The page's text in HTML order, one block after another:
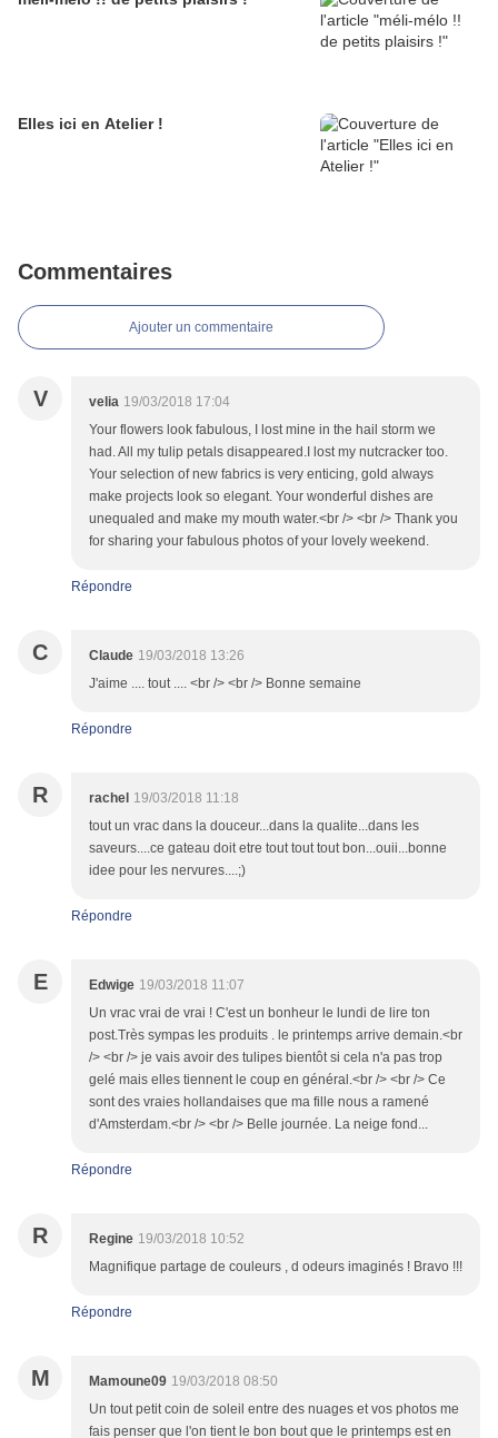
Elles ici en Atelier !
Commentaires
Ajouter un commentaire
V velia 19/03/2018 17:04
Your flowers look fabulous, I lost mine in the hail storm we
had. All my tulip petals disappeared.I lost my nutcracker too.
Your selection of new fabrics is very enticing, gold always
make projects look so elegant. Your wonderful dishes are
unequaled and make my mouth water.<br /> <br /> Thank you
for sharing your fabulous photos of your lovely weekend.
Répondre
C Claude 19/03/2018 13:26
J'aime .... tout .... <br /> <br /> Bonne semaine
Répondre
R rachel 19/03/2018 11:18
tout un vrac dans la douceur...dans la qualite...dans les
saveurs....ce gateau doit etre tout tout tout bon...ouii...bonne
idee pour les nervures....;)
Répondre
E Edwige 19/03/2018 11:07
Un vrac vrai de vrai ! C'est un bonheur le lundi de lire ton
post.Très sympas les produits . le printemps arrive demain.<br
/> <br /> je vais avoir des tulipes bientôt si cela n'a pas trop
gelé mais elles tiennent le coup en général.<br /> <br /> Ce
sont des vraies hollandaises que ma fille nous a ramené
d'Amsterdam.<br /> <br /> Belle journée. La neige fond...
Répondre
R Regine 19/03/2018 10:52
Magnifique partage de couleurs , d odeurs imaginés ! Bravo !!!
Répondre
M Mamoune09 19/03/2018 08:50
Un tout petit coin de soleil entre des nuages et vos photos me
fais penser que l'on tient le bon bout que le printemps est en